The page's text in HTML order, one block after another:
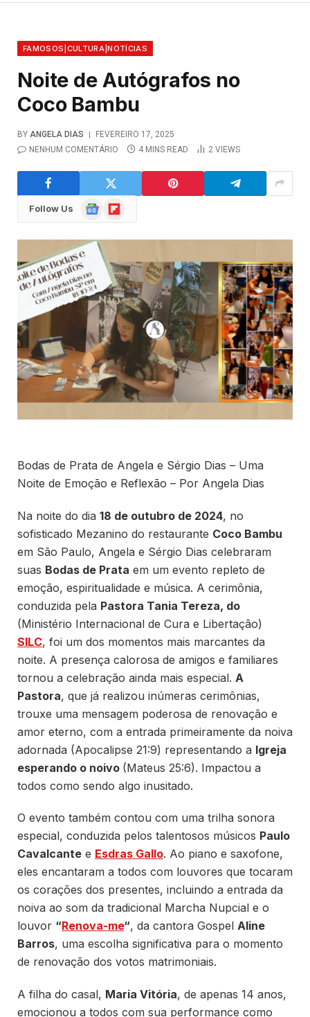
FAMOSOS|CULTURA|NOTÍCIAS
Noite de Autógrafos no
Coco Bambu
BY ANGELA DIAS
FEVEREIRO 17, 2025
NENHUM COMENTÁRIO
4 MINS READ 2 VIEWS
Follow Us
GoogleFlipboard
Bodas de Prata de Angela e Sérgio Dias – Uma
Noite de Emoção e Reflexão – Por Angela Dias
Na noite do dia 18 de outubro de 2024, no
sofisticado Mezanino do restaurante Coco Bambu
em São Paulo, Angela e Sérgio Dias celebraram
suas Bodas de Prata em um evento repleto de
emoção, espiritualidade e música. A cerimônia,
conduzida pela Pastora Tania Tereza, do
(Ministério Internacional de Cura e Libertação)
SILC, foi um dos momentos mais marcantes da
noite. A presença calorosa de amigos e familiares
tornou a celebração ainda mais especial. A
Pastora, que já realizou inúmeras cerimônias,
trouxe uma mensagem poderosa de renovação e
amor eterno, com a entrada primeiramente da noiva
adornada (Apocalipse 21:9) representando a Igreja
esperando o noivo (Mateus 25:6). Impactou a
todos como sendo algo inusitado.
O evento também contou com uma trilha sonora
especial, conduzida pelos talentosos músicos Paulo
Cavalcante e Esdras Gallo. Ao piano e saxofone,
eles encantaram a todos com louvores que tocaram
os corações dos presentes, incluindo a entrada da
noiva ao som da tradicional Marcha Nupcial e o
louvor “Renova-me“, da cantora Gospel Aline
Barros, uma escolha significativa para o momento
de renovação dos votos matrimoniais.
A filha do casal, Maria Vitória, de apenas 14 anos,
emocionou a todos com sua performance como